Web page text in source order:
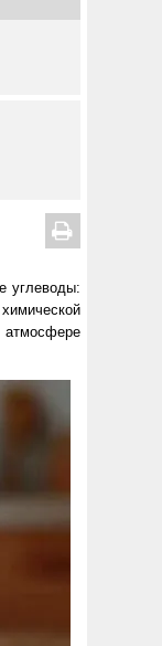
углеводы:
атмосфере